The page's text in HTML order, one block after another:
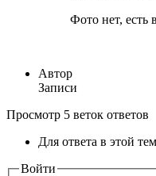
Фото нет, есть
Автор
Записи
Просмотр 5 веток ответов
Для ответа в этой
Войти